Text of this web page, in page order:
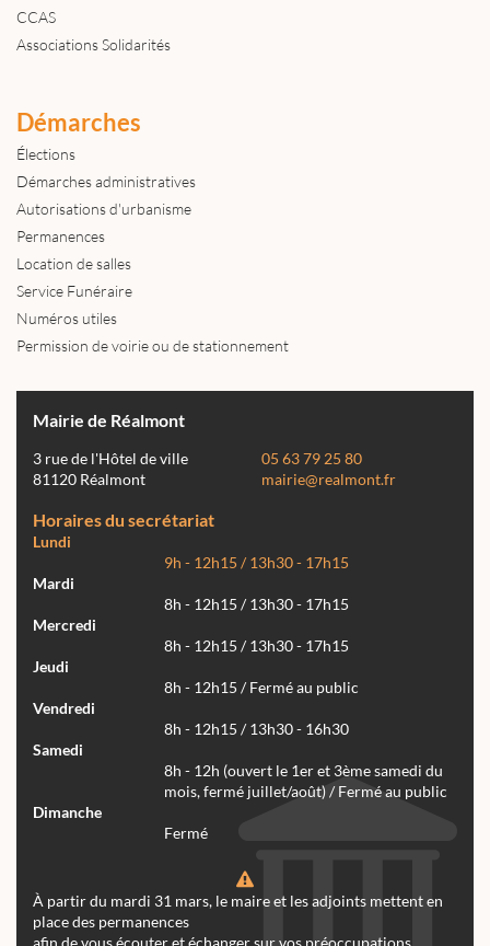
CCAS
Associations Solidarités
Démarches
Élections
Démarches administratives
Autorisations d'urbanisme
Permanences
Location de salles
Service Funéraire
Numéros utiles
Permission de voirie ou de stationnement
Mairie de Réalmont
3 rue de l'Hôtel de ville
81120 Réalmont
05 63 79 25 80
mairie@realmont.fr
Horaires du secrétariat
Lundi
9h - 12h15 / 13h30 - 17h15
Mardi
8h - 12h15 / 13h30 - 17h15
Mercredi
8h - 12h15 / 13h30 - 17h15
Jeudi
8h - 12h15 / Fermé au public
Vendredi
8h - 12h15 / 13h30 - 16h30
Samedi
8h - 12h (ouvert le 1er et 3ème samedi du
mois, fermé juillet/août) / Fermé au public
Dimanche
Fermé
À partir du mardi 31 mars, le maire et les adjoints mettent en
place des permanences